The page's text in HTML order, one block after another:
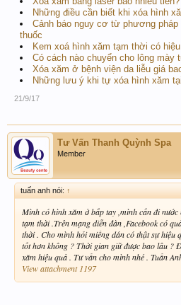
Những điều cần biết khi xóa hình
Cảnh báo nguy cơ từ phương
thuốc
Kem xoá hình xăm tạm thời có
Có cách nào chuyển cho lông mày
Xóa xăm ở bệnh viện da liễu giá
Những lưu ý khi tự xóa hình xăm
21/9/17
Tư Vấn Thanh Quỳnh Spa
Member
tuấn anh nói: ↑
Mình có hình xăm ở bắp tay ,mình cần đi
tạm thời .Trên mạng diễn đàn ,Facebook có
thời . Cho mình hỏi miếng dán có thật sự hiệu
tốt hơn không ? Thời gian giữ được bao lâu ?
xăm hiệu quả . Tư vấn cho mình nhé . Tuấn
View attachment 1197